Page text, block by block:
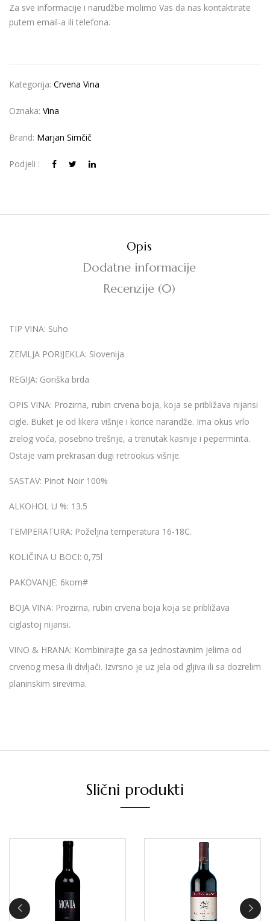
Za sve informacije i narudžbe molimo Vas da nas kontaktirate
putem email-a ili telefona.
Kategorija: Crvena Vina
Oznaka: Vina
Brand: Marjan Simčič
Podjeli :
Opis
Dodatne informacije
Recenzije (0)
TIP VINA: Suho
ZEMLJA PORIJEKLA: Slovenija
REGIJA: Goriška brda
OPIS VINA: Prozirna, rubin crvena boja, koja se približava nijansi
cigle. Buket je od likera višnje i korice narandže. Ima okus vrlo
zrelog voća, posebno trešnje, a trenutak kasnije i peperminta.
Ostaje vam prekrasan dugi retrookus višnje.
SASTAV: Pinot Noir 100%
ALKOHOL U %: 13.5
TEMPERATURA: Poželjna temperatura 16-18C.
KOLIČINA U BOCI: 0,75l
PAKOVANJE: 6kom#
BOJA VINA: Prozirna, rubin crvena boja koja se približava
ciglastoj nijansi.
VINO & HRANA: Kombinirajte ga sa jednostavnim jelima od
crvenog mesa ili divljači. Izvrsno je uz jela od gljiva ili sa dozrelim
planinskim sirevima.
Slični produkti